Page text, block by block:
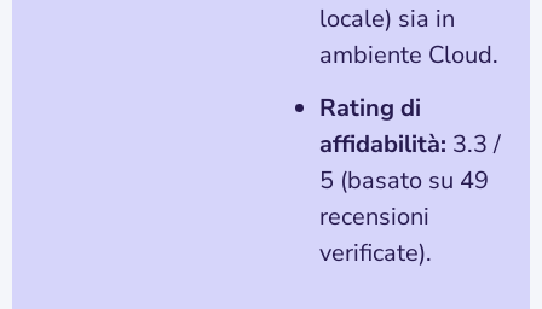
locale) sia in
ambiente Cloud.
Rating di
affidabilità: 3.3 /
5 (basato su 49
recensioni
verificate).